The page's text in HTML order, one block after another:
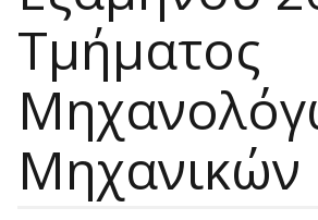
Τμήματος
Μηχανικών